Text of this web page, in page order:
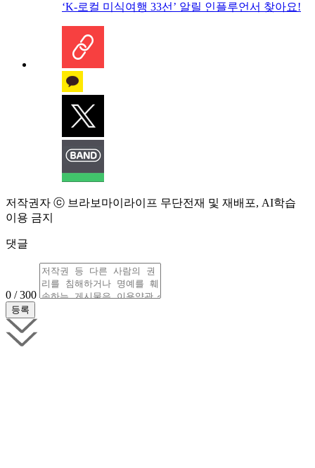
‘K-로컬 미식여행 33선’ 알릴 인플루언서 찾아요!
저작권자 ⓒ 브라보마이라이프 무단전재 및 재배포, AI학습
이용 금지
댓글
0 / 300